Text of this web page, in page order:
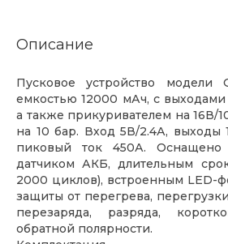
Описание
Пусковое устройство модели
емкостью 12000 мАч, с
а также прикуривателем на 16В/
на 10 бар. Вход 5В/2.4А, выходы
пиковый ток 450А. Оснащено
датчиком АКБ, длительным
2000 циклов), встроенным LED-
защиты от перегрева,
перезаряда, разряда,
обратной полярности.